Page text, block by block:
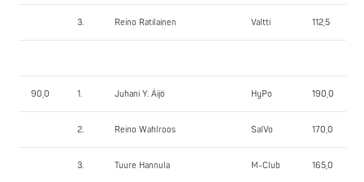
3. Reino Ratilainen Valtti 112,5
90,0 1. Juhani Y. Äijö HyPo 190,0
2. Reino Wahlroos SalVo 170,0
3. Tuure Hannula M-Club 165,0